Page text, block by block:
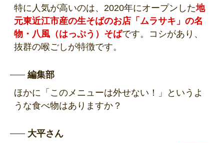
特に人気が高いのは、2020年にオープンした地
元東近江市産の生そばのお店「ムラサキ」の名
物・八風（はっぷう）そばです。コシがあり、
抜群の喉ごしが特徴です。
編集部
ほかに「このメニューは外せない！」というよ
うな食べ物はありますか？
大平さん